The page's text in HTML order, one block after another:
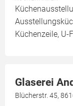
Küchenzeile, U-
Glaserei
Blücherstr. 45,